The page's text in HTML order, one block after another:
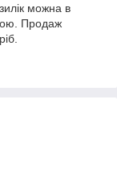
можна в
Продаж